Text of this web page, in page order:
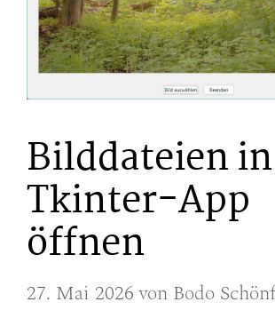
Bilddateien
Tkinter-App
öffnen
27. Mai 2026 von Bodo